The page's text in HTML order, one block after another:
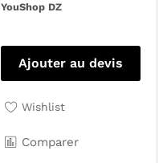
YouShop DZ
Ajouter au devis
Wishlist
Comparer